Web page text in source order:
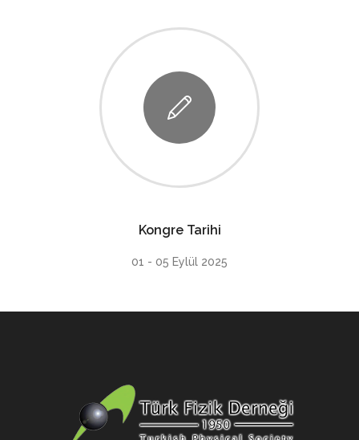
Kongre Tarihi
01 - 05 Eylül 2025